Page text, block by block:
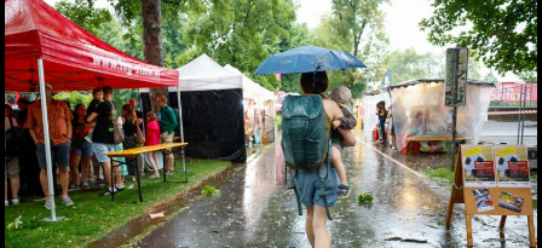
2026
27.05.2026
Zinzengrinsen - Das Fest
in und um die
Zinzendorfgasse
23.05.2026
Chorfestival: Voices of
Spirit erklangen in Graz
15.05.2026